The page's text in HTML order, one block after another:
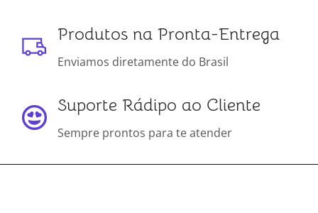
Produtos na Pronta-Entrega
Enviamos diretamente do Brasil
Suporte Rádipo ao Cliente
Sempre prontos para te atender